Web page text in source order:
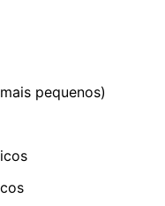
pequenos)